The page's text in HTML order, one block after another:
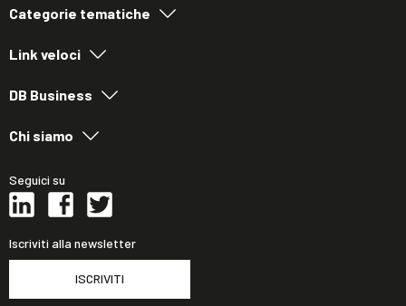
Categorie tematiche
Link veloci
DB Business
Chi siamo
Seguici su
Iscriviti alla newsletter
ISCRIVITI